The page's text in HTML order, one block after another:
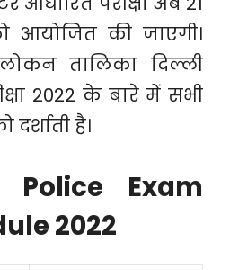
आयोजित की जाएगी।
तालिका दिल्ली
2022 के बारे में सभी
है।
Police Exam
2022